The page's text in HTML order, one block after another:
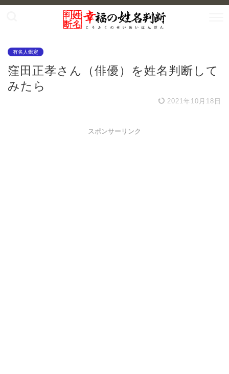
有名人鑑定
窪田正孝さん（俳優）を姓名判断して
みたら
2021年10月18日
スポンサーリンク